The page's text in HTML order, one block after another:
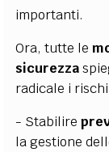
importanti.
Ora, tutte le
sicurezza
radicale i
- Stabilire
la gestione